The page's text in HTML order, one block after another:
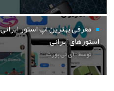
معرفی بهترین اپ استور
استورهای ایرانی
توسط : آی تی پورت